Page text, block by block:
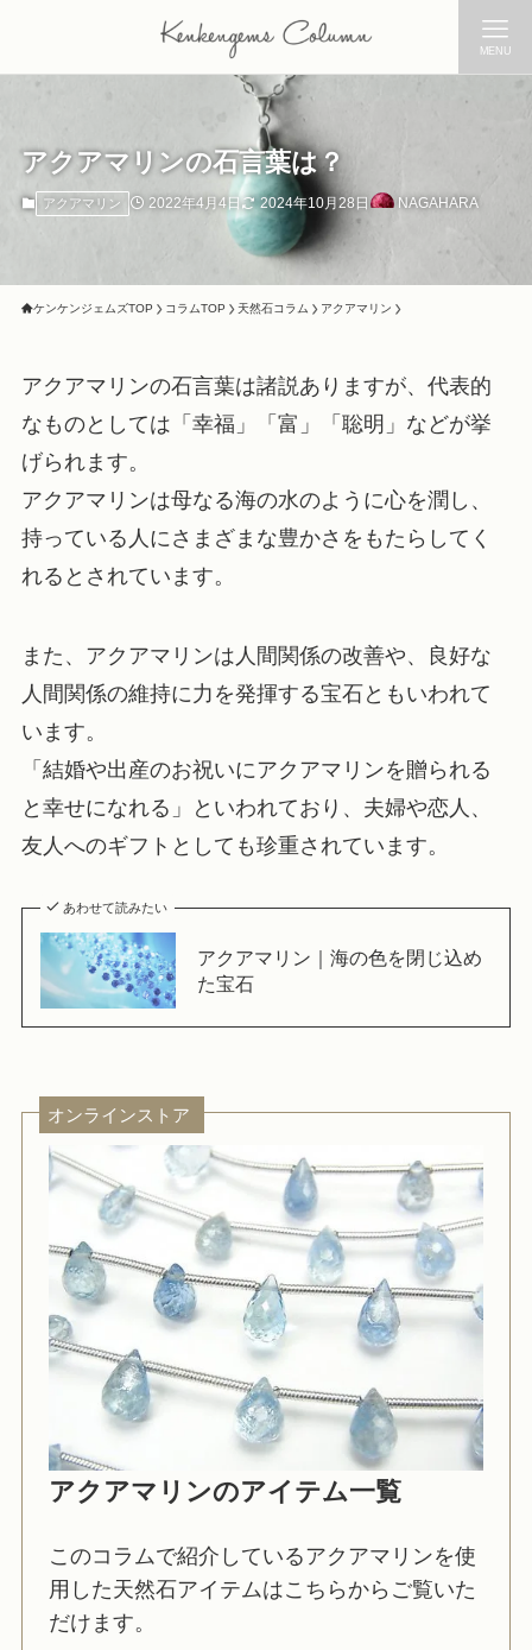
MENU
アクアマリンの石言葉は？
アクアマリン 2022年4月4日 2024年10月28日 NAGAHARA
ケンケンジェムズTOP コラムTOP 天然石コラム アクアマリン
アクアマリンの石言葉は諸説ありますが、代表的
なものとしては「幸福」「富」「聡明」などが挙
げられます。
アクアマリンは母なる海の水のように心を潤し、
持っている人にさまざまな豊かさをもたらしてく
れるとされています。
また、アクアマリンは人間関係の改善や、良好な
人間関係の維持に力を発揮する宝石ともいわれて
います。
「結婚や出産のお祝いにアクアマリンを贈られる
と幸せになれる」といわれており、夫婦や恋人、
友人へのギフトとしても珍重されています。
あわせて読みたい
アクアマリン｜海の色を閉じ込め
た宝石
オンラインストア
アクアマリンのアイテム一覧
このコラムで紹介しているアクアマリンを使
用した天然石アイテムはこちらからご覧いた
だけます。